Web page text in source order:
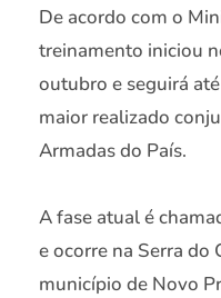
De acordo com o
treinamento iniciou
outubro e seguirá
maior realizado
Armadas do País.
A fase atual é
e ocorre na Serra do
município de Novo